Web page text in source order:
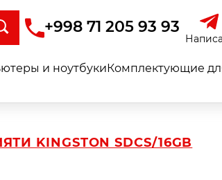
+998 71 205 93 93
и ноутбукиКомплектующие
KINGSTON SDCS/16GB